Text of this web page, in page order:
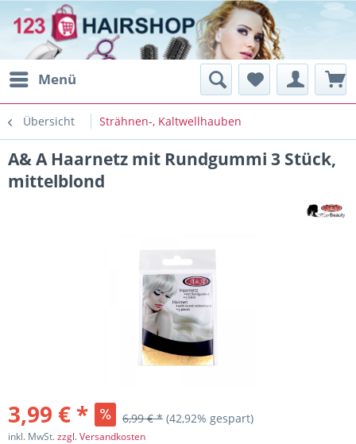
Menü
Übersicht Strähnen-, Kaltwellhauben
A& A Haarnetz mit Rundgummi 3 Stück,
mittelblond
3,99 € * 6,99 € * (42,92% gespart)
inkl. MwSt.zzgl. Versandkosten